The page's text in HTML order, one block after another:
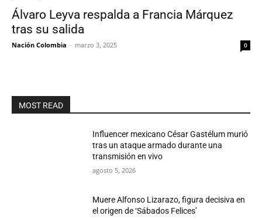
Álvaro Leyva respalda a Francia Márquez
tras su salida
Nación Colombia - marzo 3, 2025 0
MOST READ
Influencer mexicano César Gastélum murió
tras un ataque armado durante una
transmisión en vivo
agosto 5, 2026
Muere Alfonso Lizarazo, figura decisiva en
el origen de ‘Sábados Felices’